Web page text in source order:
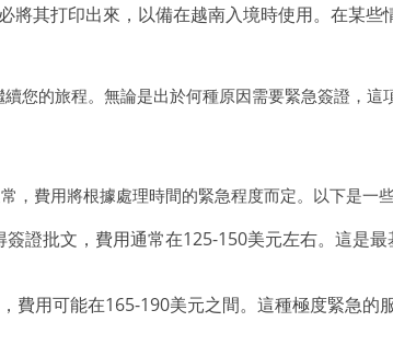
將其打印出來，以備在越南入境時使用。在某
您的旅程。無論是出於何種原因需要緊急簽證，這
，費用將根據處理時間的緊急程度而定。以下是一
證批文，費用通常在125-150美元左右。這是
費用可能在165-190美元之間。這種極度緊急的